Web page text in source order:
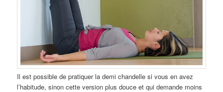
Il est possible de pratiquer la demi chandelle si vous en avez
l’habitude, sinon cette version plus douce et qui demande moins